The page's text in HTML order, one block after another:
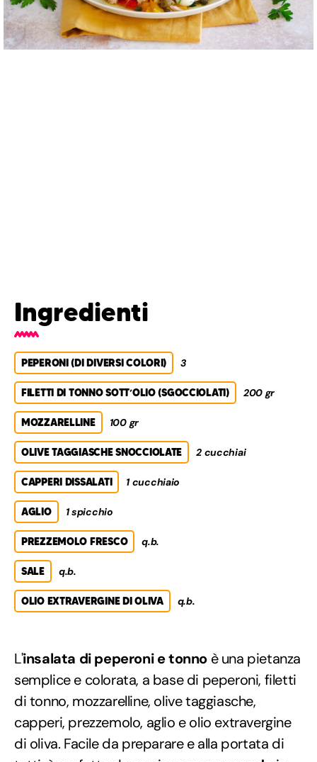
Ingredienti
PEPERONI (DI DIVERSI COLORI) 3
FILETTI DI TONNO SOTT’OLIO (SGOCCIOLATI) 200 gr
MOZZARELLINE 100 gr
OLIVE TAGGIASCHE SNOCCIOLATE 2 cucchiai
CAPPERI DISSALATI 1 cucchiaio
AGLIO 1 spicchio
PREZZEMOLO FRESCO q.b.
SALE q.b.
OLIO EXTRAVERGINE DI OLIVA q.b.
L'insalata di peperoni e tonno è una pietanza
semplice e colorata, a base di peperoni, filetti
di tonno, mozzarelline, olive taggiasche,
capperi, prezzemolo, aglio e olio extravergine
di oliva. Facile da preparare e alla portata di